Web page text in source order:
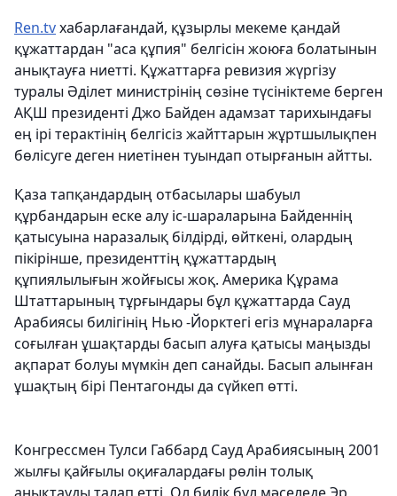
Ren.tvхабарлағандай, құзырлы мекеме қандай
құжаттардан "аса құпия" белгісін жоюға болатынын
анықтауға ниетті. Құжаттарға ревизия жүргізу
туралы Әділет министрінің сөзіне түсініктеме берген
АҚШ президенті Джо Байден адамзат тарихындағы
ең ірі терактінің белгісіз жайттарын жұртшылықпен
бөлісуге деген ниетінен туындап отырғанын айтты.
Қаза тапқандардың отбасылары шабуыл
құрбандарын еске алу іс-шараларына Байденнің
қатысуына наразалық білдірді, өйткені, олардың
пікірінше, президенттің құжаттардың
құпиялылығын жойғысы жоқ. Америка Құрама
Штаттарының тұрғындары бұл құжаттарда Сауд
Арабиясы билігінің Нью -Йорктегі егіз мұнараларға
соғылған ұшақтарды басып алуға қатысы маңызды
ақпарат болуы мүмкін деп санайды. Басып алынған
ұшақтың бірі Пентагонды да сүйкеп өтті.
Конгрессмен Тулси Габбард Сауд Арабиясының 2001
жылғы қайғылы оқиғалардағы рөлін толық